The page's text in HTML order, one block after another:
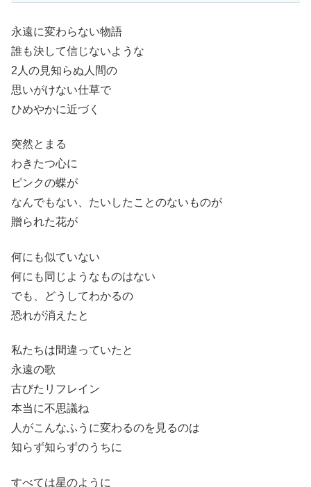
永遠に変わらない物語
誰も決して信じないような
2人の見知らぬ人間の
思いがけない仕草で
ひめやかに近づく
突然とまる
わきたつ心に
ピンクの蝶が
なんでもない、たいしたことのないものが
贈られた花が
何にも似ていない
何にも同じようなものはない
でも、どうしてわかるの
恐れが消えたと
私たちは間違っていたと
永遠の歌
古びたリフレイン
本当に不思議ね
人がこんなふうに変わるのを見るのは
知らず知らずのうちに
すべては星のように